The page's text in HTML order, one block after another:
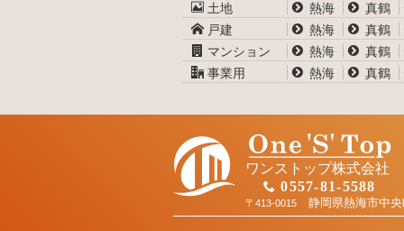
土地 熱海
真鶴
戸建
熱海
真鶴
マンション
熱海
真鶴
事業用
熱海 真鶴
ワンストップ株式会社
0557-81-5588
〒413-0015 静岡県熱海市中